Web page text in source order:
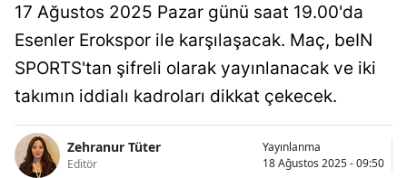
17 Ağustos 2025 Pazar günü saat 19.00'da
Esenler Erokspor ile karşılaşacak. Maç, beIN
SPORTS'tan şifreli olarak yayınlanacak ve iki
takımın iddialı kadroları dikkat çekecek.
Zehranur Tüter
Editör
Yayınlanma
18 Ağustos 2025 - 09:50